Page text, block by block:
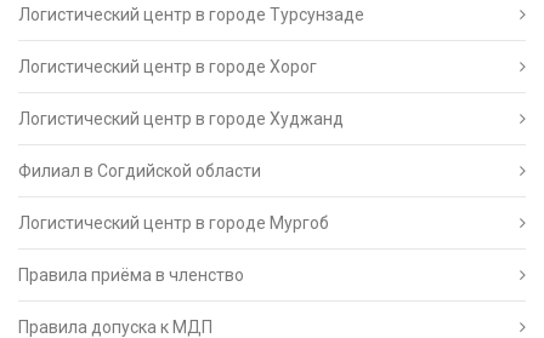
Логистический центр в городе Турсунзаде
Логистический центр в городе Хорог
Логистический центр в городе Худжанд
Филиал в Согдийской области
Логистический центр в городе Мургоб
Правила приёма в членство
Правила допуска к МДП